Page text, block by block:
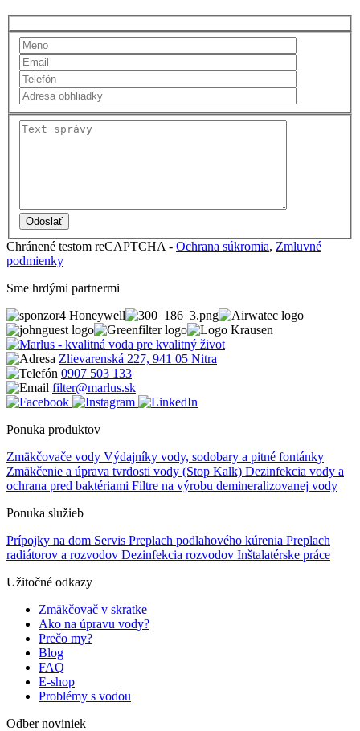
Chránené testom reCAPTCHA - Ochrana súkromia, Zmluvné
podmienky
Sme hrdými partnermi
Zlievarenská 227, 941 05 Nitra
0907 503 133
filter@marlus.sk
Ponuka produktov
Zmäkčovače vody Výdajníky vody, sodobary a pitné fontánky
Zmäkčenie a úprava tvrdosti vody (Stop Kalk) Dezinfekcia vody a
ochrana pred baktériami Filtre na výrobu demineralizovanej vody
Ponuka služieb
Prípojky na dom Servis Preplach podlahového kúrenia Preplach
radiátorov a rozvodov Dezinfekcia rozvodov Inštalatérske práce
Užitočné odkazy
Zmäkčovač v skratke
Ako na úpravu vody?
Prečo my?
Blog
FAQ
E-shop
Problémy s vodou
Odber noviniek